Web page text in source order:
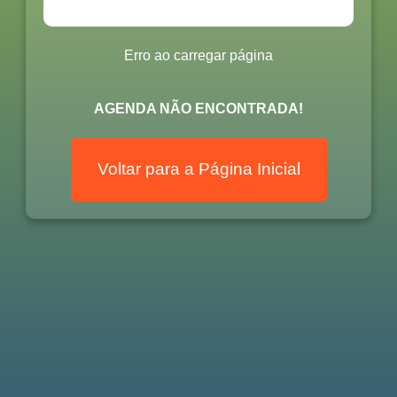
Erro ao carregar página
AGENDA NÃO ENCONTRADA!
Voltar para a Página Inicial